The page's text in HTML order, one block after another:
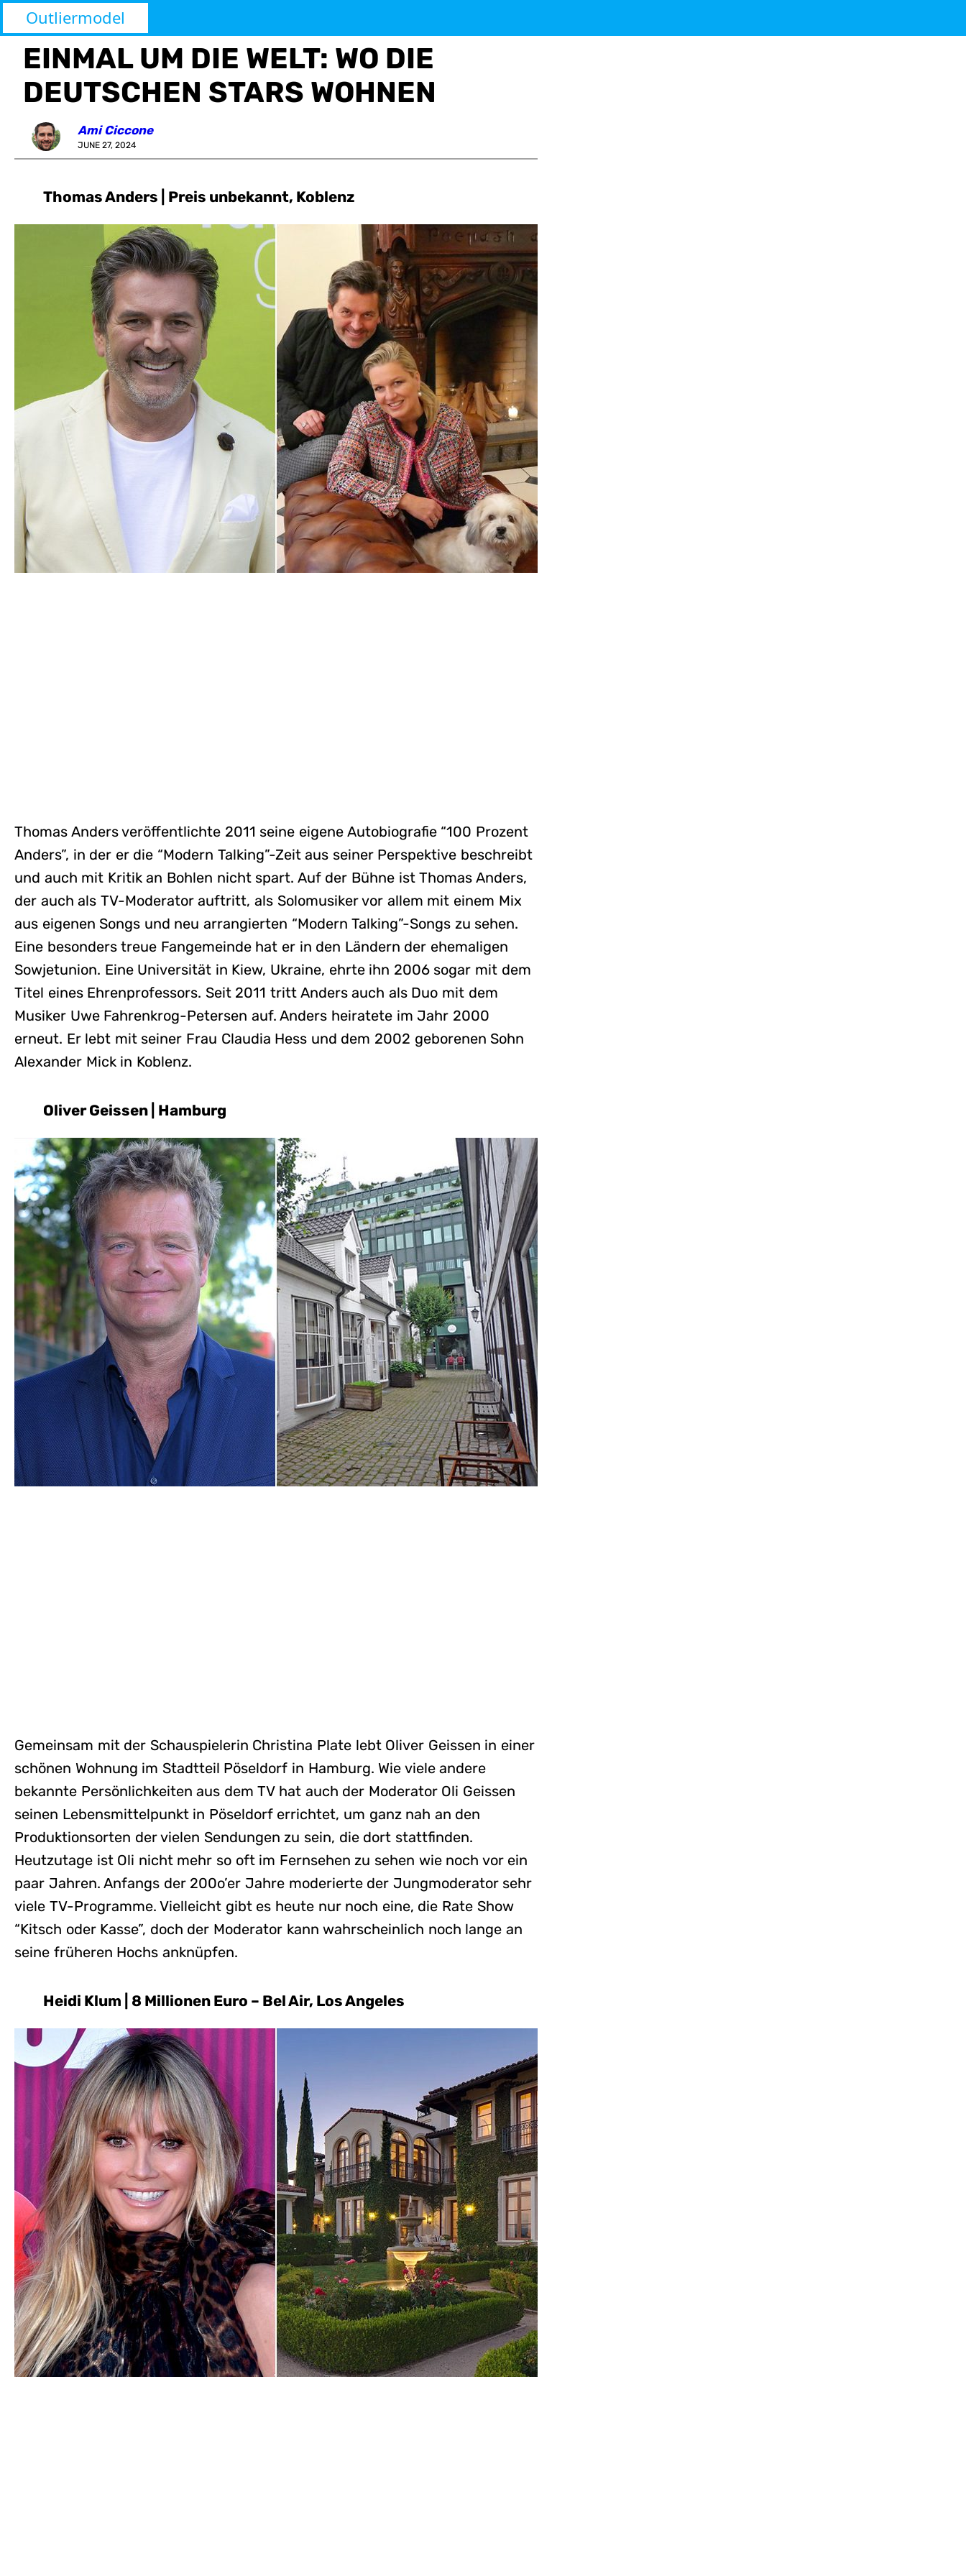
Outliermodel
EINMAL UM DIE WELT: WO DIE
DEUTSCHEN STARS WOHNEN
Ami Ciccone
JUNE 27, 2024
Thomas Anders | Preis unbekannt, Koblenz
Thomas Anders veröffentlichte 2011 seine eigene Autobiografie “100 Prozent
Anders”, in der er die “Modern Talking”-Zeit aus seiner Perspektive beschreibt
und auch mit Kritik an Bohlen nicht spart. Auf der Bühne ist Thomas Anders,
der auch als TV-Moderator auftritt, als Solomusiker vor allem mit einem Mix
aus eigenen Songs und neu arrangierten “Modern Talking”-Songs zu sehen.
Eine besonders treue Fangemeinde hat er in den Ländern der ehemaligen
Sowjetunion. Eine Universität in Kiew, Ukraine, ehrte ihn 2006 sogar mit dem
Titel eines Ehrenprofessors. Seit 2011 tritt Anders auch als Duo mit dem
Musiker Uwe Fahrenkrog-Petersen auf. Anders heiratete im Jahr 2000
erneut. Er lebt mit seiner Frau Claudia Hess und dem 2002 geborenen Sohn
Alexander Mick in Koblenz.
Oliver Geissen | Hamburg
Gemeinsam mit der Schauspielerin Christina Plate lebt Oliver Geissen in einer
schönen Wohnung im Stadtteil Pöseldorf in Hamburg. Wie viele andere
bekannte Persönlichkeiten aus dem TV hat auch der Moderator Oli Geissen
seinen Lebensmittelpunkt in Pöseldorf errichtet, um ganz nah an den
Produktionsorten der vielen Sendungen zu sein, die dort stattfinden.
Heutzutage ist Oli nicht mehr so oft im Fernsehen zu sehen wie noch vor ein
paar Jahren. Anfangs der 200o’er Jahre moderierte der Jungmoderator sehr
viele TV-Programme. Vielleicht gibt es heute nur noch eine, die Rate Show
“Kitsch oder Kasse”, doch der Moderator kann wahrscheinlich noch lange an
seine früheren Hochs anknüpfen.
Heidi Klum | 8 Millionen Euro – Bel Air, Los Angeles